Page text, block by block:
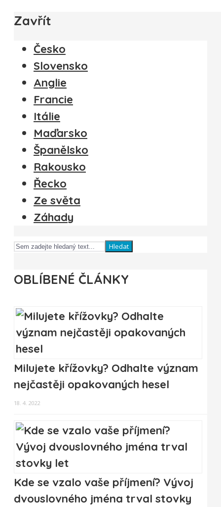
Zavřít
Česko
Slovensko
Anglie
Francie
Itálie
Maďarsko
Španělsko
Rakousko
Řecko
Ze světa
Záhady
Hledat
OBLÍBENÉ ČLÁNKY
Milujete křížovky? Odhalte význam
nejčastěji opakovaných hesel
18. 4. 2022
Kde se vzalo vaše příjmení? Vývoj
dvouslovného jména trval stovky